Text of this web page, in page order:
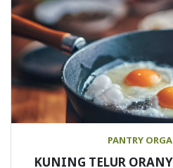
PANTRY
KUNING TELUR